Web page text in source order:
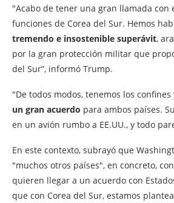
"Acabo de tener una gran llamada con
funciones de Corea del Sur. Hemos
tremendo e insostenible superávit,
por la gran protección militar que
del Sur”, informó Trump.
"De todos modos, tenemos los
un gran acuerdo para ambos países.
en un avión rumbo a EE.UU., y todo
En este contexto, subrayó que
"muchos otros países", en concreto,
quieren llegar a un acuerdo con
que con Corea del Sur, estamos